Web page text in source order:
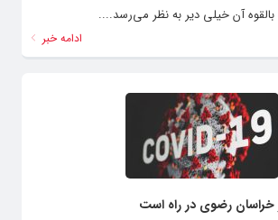
بالقوه آن خیلی دیر به نظر می‌رسد....
ادامه خبر
خراسان رضوی در راه است